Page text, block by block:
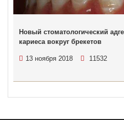
Новый стоматологический
кариеса вокруг брекетов
13 ноября 2018 11532